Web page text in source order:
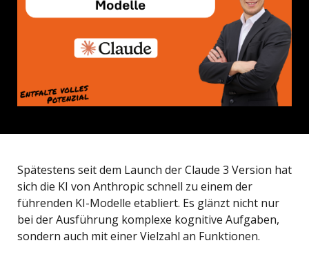
Spätestens seit dem Launch der Claude 3 Version hat
sich die KI von Anthropic schnell zu einem der
führenden KI-Modelle etabliert. Es glänzt nicht nur
bei der Ausführung komplexe kognitive Aufgaben,
sondern auch mit einer Vielzahl an Funktionen.